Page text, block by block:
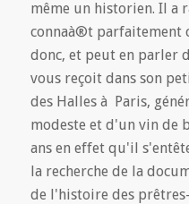
même un historien. Il a
connaà®t parfaitement
donc, et peut en parler
vous reçoit dans son
des Halles à Paris,
modeste et d'un vin de
ans en effet qu'il
la recherche de la
de l'histoire des